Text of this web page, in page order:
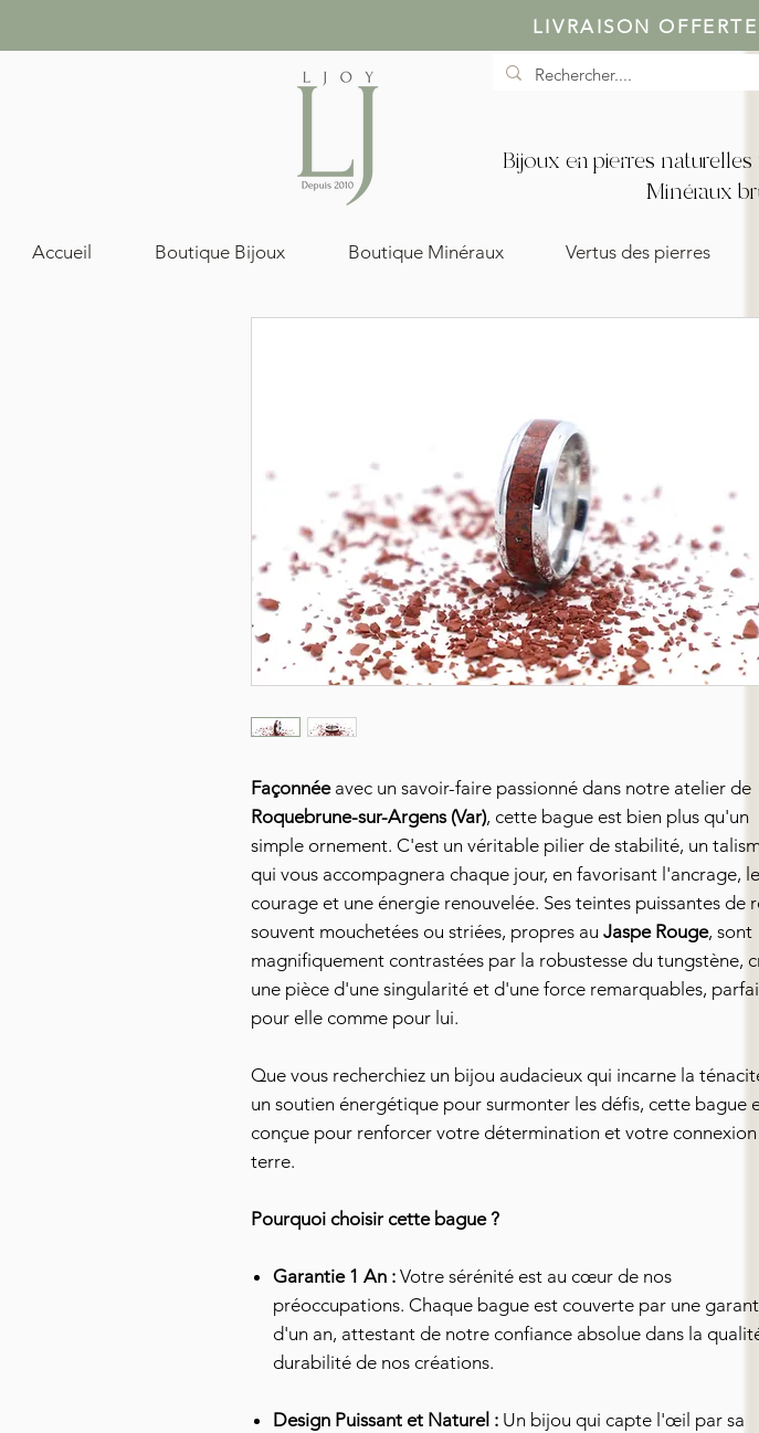
LIVRAISON
Bijoux en pierres
Minéraux
Accueil Boutique Bijoux Boutique Minéraux Vertus des pierres
Façonnéeavec un savoir-faire passionné dans notre atelier de
Roquebrune-sur-Argens (Var), cette bague est bien plus qu'un
simple ornement. C'est un véritable pilier de stabilité, un
qui vous accompagnera chaque jour, en favorisant l'ancrage, le
courage et une énergie renouvelée. Ses teintes puissantes de
souvent mouchetées ou striées, propres au Jaspe Rouge, sont
magnifiquement contrastées par la robustesse du tungstène,
une pièce d'une singularité et d'une force remarquables,
pour elle comme pour lui.
Que vous recherchiez un bijou audacieux qui incarne la
un soutien énergétique pour surmonter les défis, cette bague
conçue pour renforcer votre détermination et votre connexion
terre.
Pourquoi choisir cette bague ?
Garantie 1 An : Votre sérénité est au cœur de nos
préoccupations. Chaque bague est couverte par une
d'un an, attestant de notre confiance absolue dans la
durabilité de nos créations.
Design Puissant et Naturel : Un bijou qui capte l'œil par sa